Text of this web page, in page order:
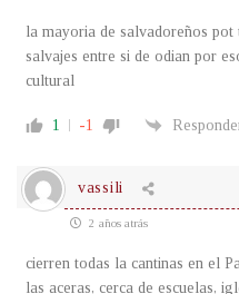
la mayoria de salvadoreños
salvajes entre si de odian por
cultural
1 -1
vassili
2 años atrás
cierren todas la cantinas en el
las aceras, cerca de escuelas,